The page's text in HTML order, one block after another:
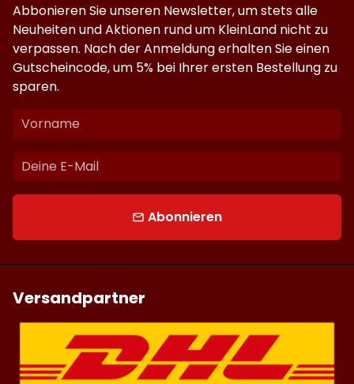
Abbonieren Sie unseren Newsletter, um stets alle
Neuheiten und Aktionen rund um KleinLand nicht zu
verpassen. Nach der Anmeldung erhalten Sie einen
Gutscheincode, um 5% bei Ihrer ersten Bestellung zu
sparen.
email Abonnieren
Versandpartner